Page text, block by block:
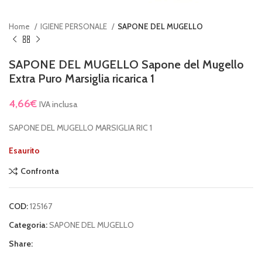
Home IGIENE PERSONALE SAPONE DEL MUGELLO
SAPONE DEL MUGELLO Sapone del Mugello
Extra Puro Marsiglia ricarica 1
4,66€ IVA inclusa
SAPONE DEL MUGELLO MARSIGLIA RIC 1
Esaurito
Confronta
COD:125167
Categoria:SAPONE DEL MUGELLO
Share: